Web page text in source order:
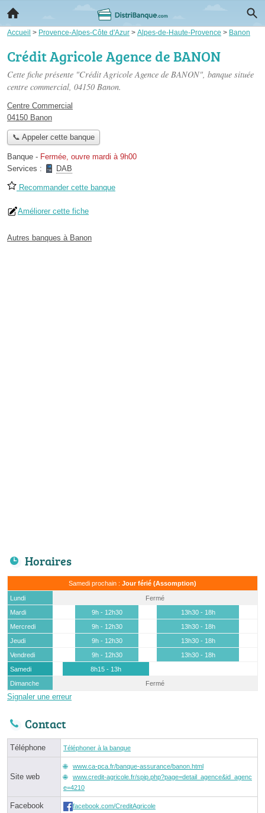
Accueil > Provence-Alpes-Côte d'Azur > Alpes-de-Haute-Provence > Banon
Crédit Agricole Agence de BANON
Cette fiche présente "Crédit Agricole Agence de BANON", banque située
centre commercial, 04150 Banon.
Centre Commercial
04150 Banon
📞 Appeler cette banque
Banque - Fermée, ouvre mardi à 9h00
Services :
DAB
Recommander cette banque
Améliorer cette fiche
Autres banques à Banon
Horaires
Samedi prochain : Jour férié (Assomption)
Lundi
Fermé
Mardi
9h - 12h30
13h30 - 18h
Mercredi
9h - 12h30
13h30 - 18h
Jeudi
9h - 12h30
13h30 - 18h
Vendredi
9h - 12h30
13h30 - 18h
Samedi
8h15 - 13h
Dimanche
Fermé
Signaler une erreur
Contact
Téléphone Téléphoner à la banque
Site web
www.ca-pca.fr/banque-assurance/banon.html
www.credit-agricole.fr/spip.php?page=detail_agence&id_agenc
e=4210
Facebook facebook.com/CreditAgricole